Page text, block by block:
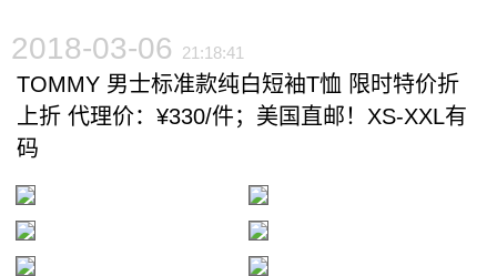
2018-03-06 21:18:41
TOMMY 男士标准款纯白短袖T恤 限时特价折
上折 代理价：¥330/件；美国直邮！XS-XXL有
码